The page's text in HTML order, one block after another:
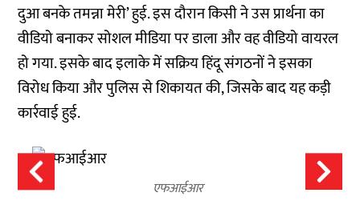
दुआ बनके तमन्ना मेरी’ हुई. इस दौरान किसी ने उस प्रार्थना का
वीडियो बनाकर सोशल मीडिया पर डाला और वह वीडियो वायरल
हो गया. इसके बाद इलाके में सक्रिय हिंदू संगठनों ने इसका
विरोध किया और पुलिस से शिकायत की, जिसके बाद यह कड़ी
कार्रवाई हुई.
एफआईआर